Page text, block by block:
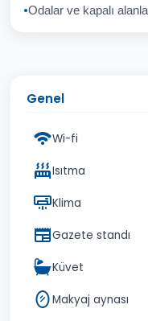
Odalar ve kapalı
Genel
Wi-fi
Isıtma
Klima
Gazete standı
Küvet
Makyaj aynası